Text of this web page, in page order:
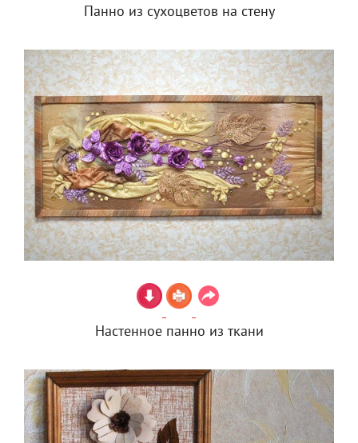
Панно из сухоцветов на стену
Настенное панно из ткани